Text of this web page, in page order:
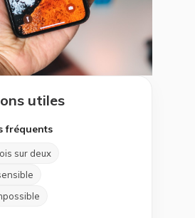
utiles
fréquents
sur deux